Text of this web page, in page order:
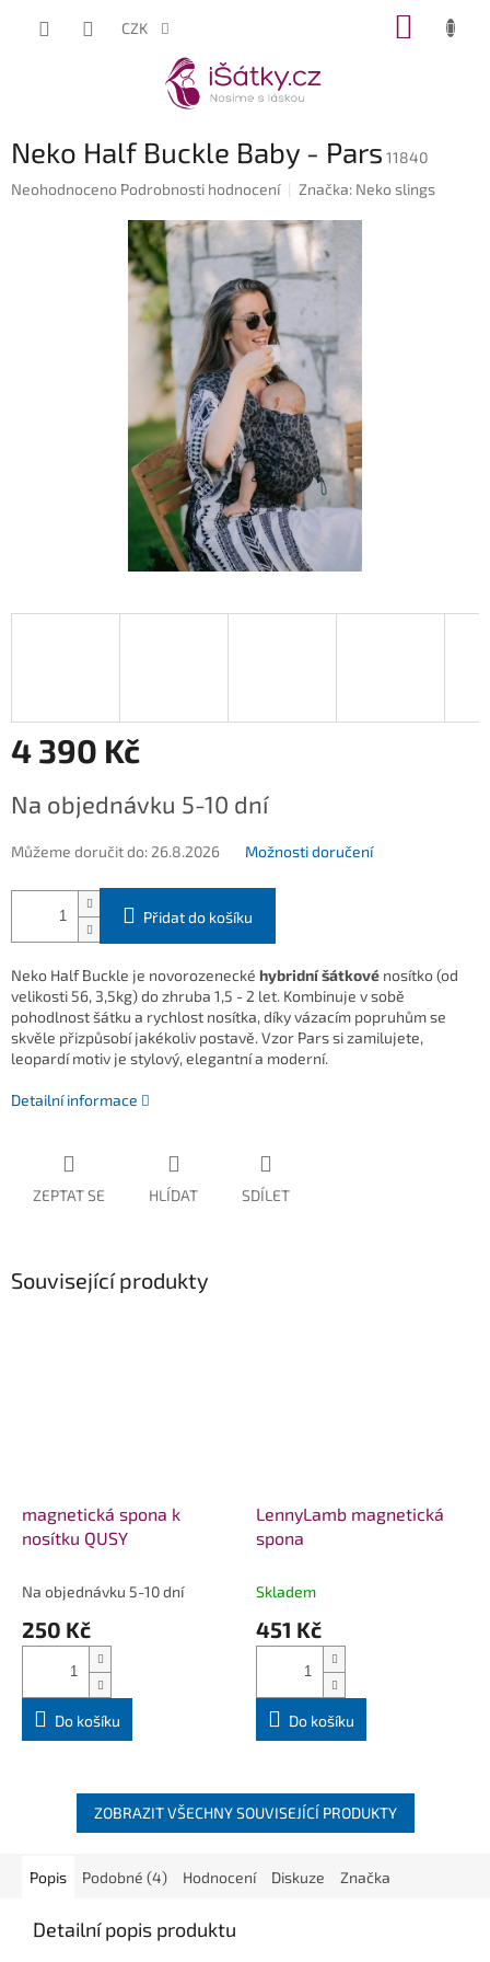
CZK
Neko Half Buckle Baby - Pars 11840
Průměrné
Neohodnoceno Podrobnosti hodnocení Značka: Neko slings
4 390 Kč
cena:
Na objednávku 5-10 dní
Můžeme doručit do: 26.8.2026 Možnosti doručení
Přidat do košíku
Neko Half Buckle je novorozenecké hybridní šátkové nosítko(od
velikosti 56, 3,5kg) do zhruba 1,5 - 2 let. Kombinuje v sobě
pohodlnost šátku a rychlost nosítka, díky vázacím popruhům se
skvěle přizpůsobí jakékoliv postavě. Vzor Pars si zamilujete,
leopardí motiv je stylový, elegantní a moderní.
Detailní informace
ZEPTAT SE HLÍDAT SDÍLET
Související produkty
magnetická spona k
nosítku QUSY
Na objednávku 5-10 dní
250 Kč
Do košíku
LennyLamb magnetická
spona
Skladem
451 Kč
Do košíku
ZOBRAZIT VŠECHNY SOUVISEJÍCÍ PRODUKTY
Popis Podobné (4) Hodnocení Diskuze Značka
Detailní popis produktu